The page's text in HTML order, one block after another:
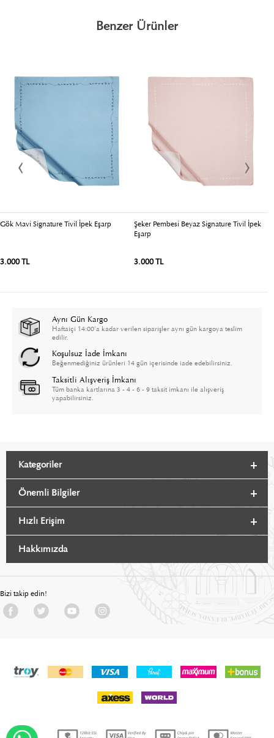
Benzer Ürünler
Gök Mavi Signature Tivil İpek Eşarp
3.000 TL
Şeker Pembesi Beyaz Signature Tivil İpek
Eşarp
3.000 TL
Aynı Gün Kargo
Haftaiçi 14:00'a kadar verilen siparişler aynı gün kargoya teslim
edilir.
Koşulsuz İade İmkanı
Beğenmediğiniz ürünleri 14 gün içerisinde iade edebilirsiniz.
Taksitli Alışveriş İmkanı
Tüm banka kartlarına 3 - 4 - 6 - 9 taksit imkanı ile alışveriş
yapabilirsiniz.
Kategoriler
Önemli Bilgiler
Hızlı Erişim
Hakkımızda
Bizi takip edin!